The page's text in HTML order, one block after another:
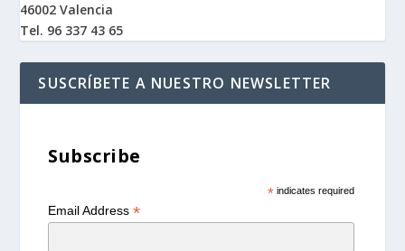
46002 Valencia
Tel. 96 337 43 65
SUSCRÍBETE A NUESTRO NEWSLETTER
Subscribe
*indicates required
Email Address*